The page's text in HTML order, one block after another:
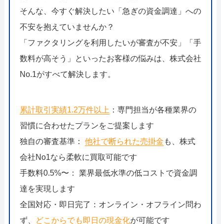
そんな、今すぐ解決したい「急ぎの資金調達」への
不安を抱えていませんか？
「ファクタリングを利用したいが審査が不安」「手
数料が高そう」といったお客様の悩みは、株式会社
No.1がすべて解決します。
累計取引実績1.2万件以上 ：専門担当が各種業界の
習慣に合わせたプランをご提案します
独自の審査基準： 他社で断られた売掛金 も、株式
会社No1なら柔軟に買取可能です
手数料0.5%〜： 業界最低水準の低コストで資金調
達を実現します
全国対応・即日完了：オンライン・オフライン問わ
ず、
どこからでも即日の現金化が可能です